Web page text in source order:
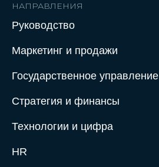
Руководство
НАПРАВЛЕНИЯ
Маркетинг и продажи
Государственное управление
Стратегия и финансы
Технологии и цифра
HR